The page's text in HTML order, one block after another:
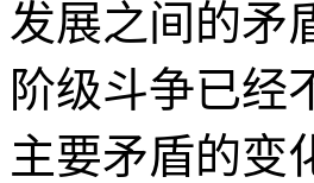
发展之间的矛
阶级斗争已经
主要矛盾的变